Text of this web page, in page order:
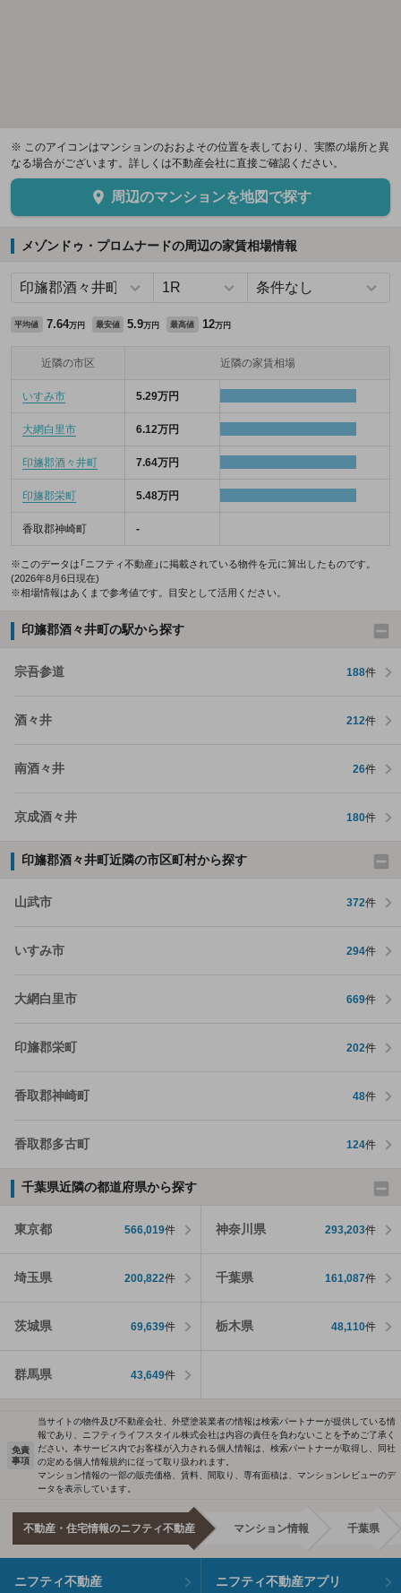
※ このアイコンはマンションのおおよその位置を表しており、実際の場所と異
なる場合がございます。詳しくは不動産会社に直接ご確認ください。
周辺のマンションを地図で探す
メゾンドゥ・プロムナードの周辺の家賃相場情報
平均値 7.64万円 最安値 5.9万円 最高値 12万円
近隣の市区 近隣の家賃相場
いすみ市 5.29万円
大網白里市 6.12万円
印旛郡酒々井町 7.64万円
印旛郡栄町 5.48万円
香取郡神崎町 -
※このデータは「ニフティ不動産」に掲載されている物件を元に算出したものです。
(2026年8月6日現在)
※相場情報はあくまで参考値です。目安として活用ください。
印旛郡酒々井町の駅から探す
宗吾参道 188件
酒々井 212件
南酒々井 26件
京成酒々井 180件
印旛郡酒々井町近隣の市区町村から探す
山武市 372件
いすみ市 294件
大網白里市 669件
印旛郡栄町 202件
香取郡神崎町 48件
香取郡多古町 124件
千葉県近隣の都道府県から探す
東京都 566,019件 神奈川県 293,203件
埼玉県 200,822件 千葉県 161,087件
茨城県 69,639件 栃木県 48,110件
群馬県 43,649件
免責
事項
当サイトの物件及び不動産会社、外壁塗装業者の情報は検索パートナーが提供している情
報であり、ニフティライフスタイル株式会社は内容の責任を負わないことを予めご了承く
ださい。本サービス内でお客様が入力される個人情報は、検索パートナーが取得し、同社
の定める個人情報規約に従って取り扱われます。
マンション情報の一部の販売価格、賃料、間取り、専有面積は、マンションレビューのデ
ータを表示しています。
不動産・住宅情報のニフティ不動産 マンション情報 千葉県
ニフティ不動産 ニフティ不動産アプリ